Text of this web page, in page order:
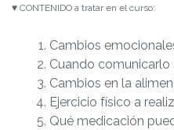
♥ CONTENIDO a tratar en el curso:
Cambios
Cuando comunicarlo
Cambios en la
Ejercicio físico a
Qué medicación